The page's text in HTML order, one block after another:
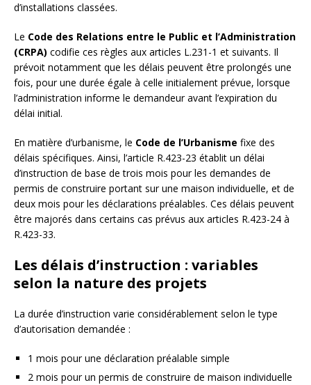
d’installations classées.
Le Code des Relations entre le Public et l’Administration
(CRPA) codifie ces règles aux articles L.231-1 et suivants. Il
prévoit notamment que les délais peuvent être prolongés une
fois, pour une durée égale à celle initialement prévue, lorsque
l’administration informe le demandeur avant l’expiration du
délai initial.
En matière d’urbanisme, le Code de l’Urbanisme fixe des
délais spécifiques. Ainsi, l’article R.423-23 établit un délai
d’instruction de base de trois mois pour les demandes de
permis de construire portant sur une maison individuelle, et de
deux mois pour les déclarations préalables. Ces délais peuvent
être majorés dans certains cas prévus aux articles R.423-24 à
R.423-33.
Les délais d’instruction : variables
selon la nature des projets
La durée d’instruction varie considérablement selon le type
d’autorisation demandée :
1 mois pour une déclaration préalable simple
2 mois pour un permis de construire de maison individuelle